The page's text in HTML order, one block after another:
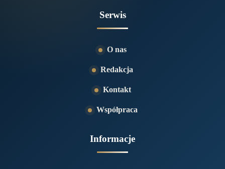
Serwis
O nas
Redakcja
Kontakt
Współpraca
Informacje